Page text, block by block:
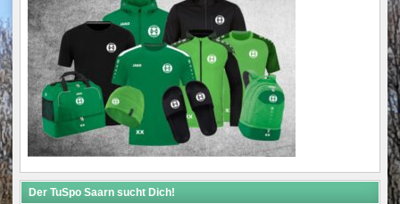
Der TuSpo Saarn sucht Dich!